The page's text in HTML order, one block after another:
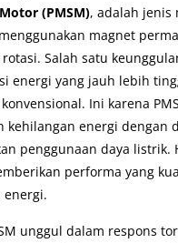
(PMSM), adalah jenis
magnet
Salah satu
energi yang jauh lebih
Ini karena
kehilangan energi dengan
penggunaan daya listrik.
performa yang
energi.
unggul dalam respons